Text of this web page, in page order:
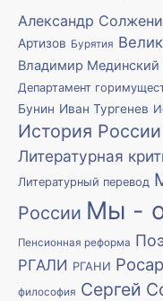
Александр
Артизов Бурятия
Владимир Мединский
Департамент
Бунин Иван Тургенев
История
Литературная
Литературный перевод
России Мы -
Пенсионная реформа
РГАЛИ РГАНИ
философия Сергей